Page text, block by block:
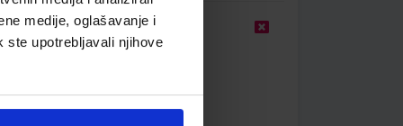
medije, oglašavanje i
ste upotrebljavali njihove
27,00 €